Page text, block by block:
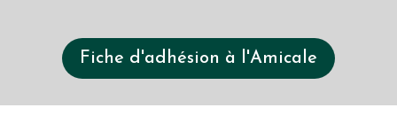
Fiche d'adhésion à l'Amicale